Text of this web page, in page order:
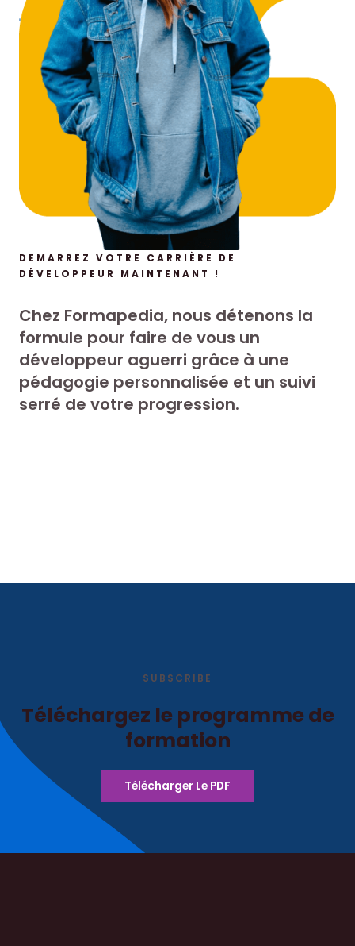
DEMARREZ VOTRE CARRIÈRE DE
DÉVELOPPEUR MAINTENANT !
Chez Formapedia, nous détenons la
formule pour faire de vous un
développeur aguerri grâce à une
pédagogie personnalisée et un suivi
serré de votre progression.
SUBSCRIBE​
Téléchargez le programme de
formation
Télécharger Le PDF